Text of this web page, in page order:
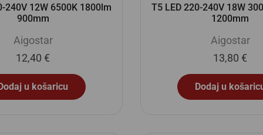
240V 12W 6500K 1800lm
900mm
Aigostar
12,40 €
u košaricu
T5 LED 220-240V 18W
1200mm
Aigostar
13,80 €
Dodaj u